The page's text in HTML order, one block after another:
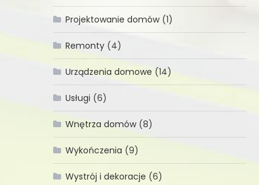
Projektowanie domów(1)
Remonty (4)
Urządzenia domowe (14)
Usługi (6)
Wnętrza domów(8)
Wykończenia (9)
Wystrój i dekoracje (6)